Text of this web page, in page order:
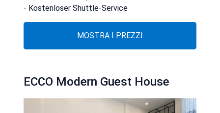
- Kostenloser Shuttle-Service
MOSTRA I PREZZI
ECCO Modern Guest House